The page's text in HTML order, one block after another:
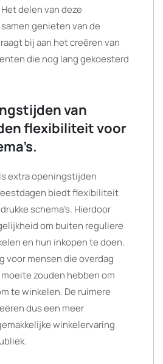
delen van deze
genieten van de
bij aan het creëren van
die nog lang gekoesterd
van
flexibiliteit voor
extra openingstijden
biedt flexibiliteit
schema’s. Hierdoor
om buiten reguliere
en hun inkopen te doen.
voor mensen die overdag
zouden hebben om
te winkelen. De ruimere
dus een meer
winkelervaring